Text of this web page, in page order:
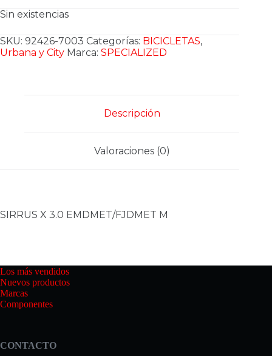
Sin existencias
SKU: 92426-7003 Categorías: BICICLETAS,
Urbana y City Marca: SPECIALIZED
Descripción
Valoraciones (0)
SIRRUS X 3.0 EMDMET/FJDMET M
Los más vendidos
Nuevos productos
Marcas
Componentes
CONTACTO